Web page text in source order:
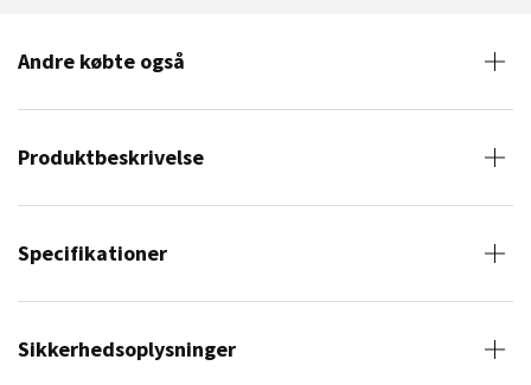
Andre købte også
Produktbeskrivelse
Specifikationer
Sikkerhedsoplysninger